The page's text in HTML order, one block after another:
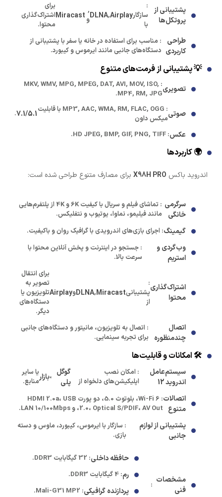
پشتیبانی از
پروتکل‌ها
:
سازگار
با
Airplay
,
DLNA
,
و Miracast
برای
اشتراک‌گذاری
محتوا.
طراحی
کاربردی
: مناسب برای استفاده در خانه یا سفر با پشتیبانی از
دستگاه‌های جانبی مانند ایرموس و کیبورد.
💡 پشتیبانی از فرمت‌های متنوع
تصویری : MKV, WMV, MPG, MPEG, DAT, AVI, MOV, ISO,
MP4, RM, JPG.
صوتی
: MP3, AAC, WMA, RM, FLAC, OGG با قابلیت
میکس داون
7.1/5.1
.
عکس: HD JPEG, BMP, GIF, PNG, TIFF.
🌍 کاربردها
اندروید باکس X98H PRO برای مصارف متنوع طراحی شده است:
سرگرمی
خانگی
: تماشای فیلم و سریال با کیفیت 6K و 4K از پلتفرم‌هایی
مانند فیلیمو، نماوا، یوتیوب و نتفلیکس.
گیمینگ: اجرای بازی‌های اندرویدی با گرافیک روان و باکیفیت.
وب‌گردی و
استریم
: جستجو در اینترنت و پخش آنلاین محتوا با
سرعت بالا.
اشتراک‌گذاری
محتوا
:
پشتیبانی
از
Miracast
,
DLNAوAirplay
برای انتقال
تصویر به
تلویزیون یا
دستگاه‌های
دیگر.
اتصال
چندمنظوره
: اتصال به تلویزیون، مانیتور و دستگاه‌های جانبی
برای تجربه سینمایی.
🛠️ امکانات و قابلیت‌ها
سیستم‌عامل
اندروید 12
: امکان نصب
اپلیکیشن‌های دلخواه از
گوگل
پلی
،بازاریا سایر
منابع.
اتصالات
متنوع
: Wi-Fi 6، بلوتوث 5.0، دو پورت HDMI 2.0a، USB
2.0، Optical S/PDIF، AV Out، و LAN 10/100Mbps.
پشتیبانی از لوازم
جانبی
: سازگار با ایرموس، کیبورد، ماوس و دسته
بازی.
مشخصات
فنی
:
حافظه داخلی: 32 گیگابایت DDR3.
رم: 4 گیگابایت DDR3.
پردازنده گرافیکی: Mali-G31 MP2.